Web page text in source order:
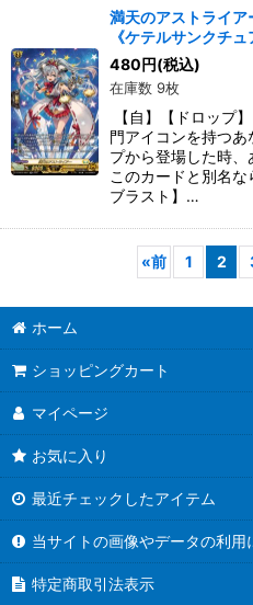
満天のアストライ
《ケテルサンクチュ
480円(税込)
在庫数 9枚
【自】【ドロップ
門アイコンを持つ
プから登場した時
このカードと別名
ブラスト】…
«前 1 2
ホーム
ショッピングカート
マイページ
お気に入り
最近チェックしたアイテム
当サイトの画像やデータの利用
特定商取引法表示